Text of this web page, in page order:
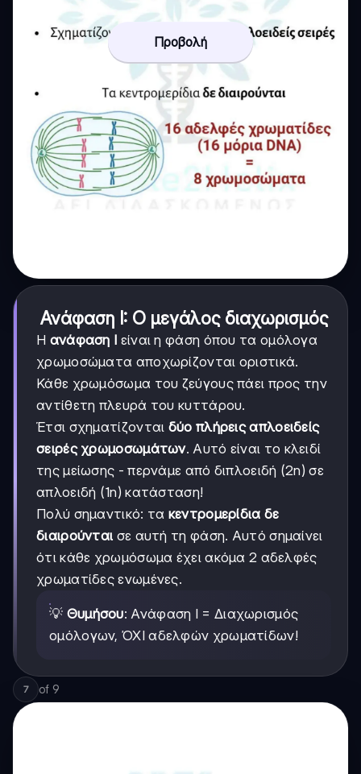
Προβολή
Ανάφαση Ι: Ο μεγάλος διαχωρισμός
Η ανάφαση Ι είναι η φάση όπου τα ομόλογα
χρωμοσώματα αποχωρίζονται οριστικά.
Κάθε χρωμόσωμα του ζεύγους πάει προς την
αντίθετη πλευρά του κυττάρου.
Έτσι σχηματίζονται δύο πλήρεις απλοειδείς
σειρές χρωμοσωμάτων. Αυτό είναι το κλειδί
της μείωσης - περνάμε από διπλοειδή (2n) σε
απλοειδή (1n) κατάσταση!
Πολύ σημαντικό: τα κεντρομερίδια δε
διαιρούνται σε αυτή τη φάση. Αυτό σημαίνει
ότι κάθε χρωμόσωμα έχει ακόμα 2 αδελφές
χρωματίδες ενωμένες.
💡 Θυμήσου: Ανάφαση Ι = Διαχωρισμός
ομόλογων, ΌΧΙ αδελφών χρωματίδων!
7 of 9